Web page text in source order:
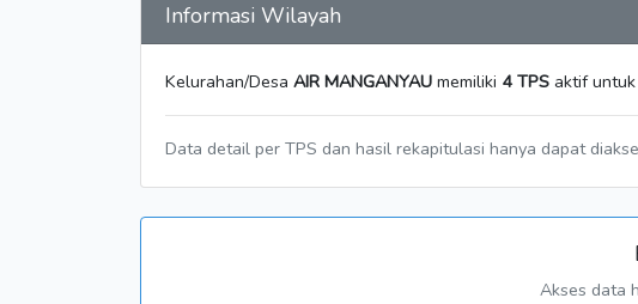
Informasi Wilayah
Kelurahan/Desa AIR MANGANYAU memiliki 4 TPS aktif
Data detail per TPS dan hasil rekapitulasi hanya dapat
Akses data